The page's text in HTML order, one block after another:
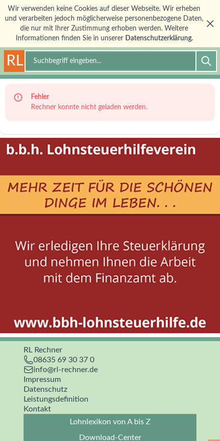
Wir verwenden keine Cookies auf dieser Webseite. Wir erheben
und verarbeiten jedoch möglicherweise personenbezogene Daten,
die nur mit Ihrer Zustimmung erhoben werden. Weitere
Informationen finden Sie in unserer Datenschutzerklärung.
RL
Fehler
Rechner konnte nicht geladen werden.
RL Rechner
08635 69 30 37 0
info@rl-rechner.de
Impressum
Datenschutz
Leistungsdefinition
Kontakt
Lohnlexikon von A bis Z
Download-Center